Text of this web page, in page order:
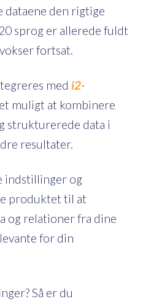
dataene den rigtige
sprog er allerede fuldt
fortsat.
med i2-
muligt at kombinere
strukturerede data i
resultater.
indstillinger og
produktet til at
og relationer fra dine
for din
Så er du